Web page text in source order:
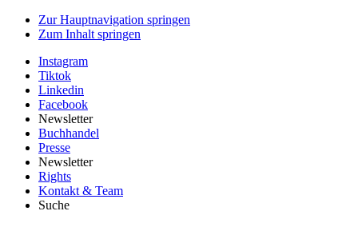
Zur Hauptnavigation springen
Zum Inhalt springen
Instagram
Tiktok
Linkedin
Facebook
Newsletter
Buchhandel
Presse
Newsletter
Rights
Kontakt & Team
Suche